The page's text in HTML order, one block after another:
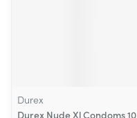
Durex
Durex Nude Xl Condoms 10